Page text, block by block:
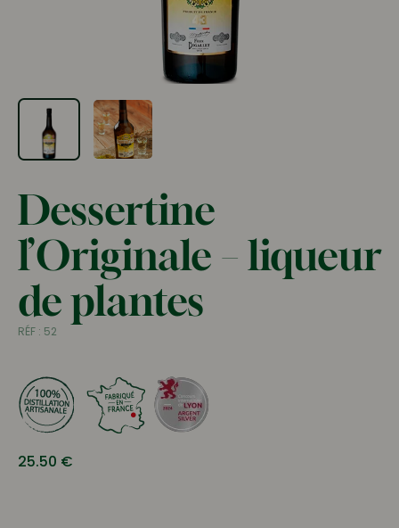
Dessertine
l’Originale – liqueur
de plantes
25.50 €
RÉF : 52